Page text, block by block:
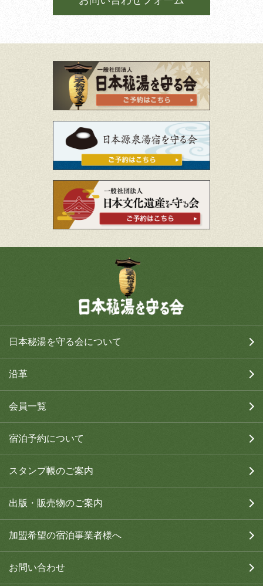
日本秘湯を守る会について
沿革
会員一覧
宿泊予約について
スタンプ帳のご案内
出版・販売物のご案内
加盟希望の宿泊事業者様へ
お問い合わせ